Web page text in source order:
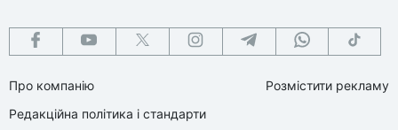
Про компанію
Редакційна політика і стандарти
Розмістити рекламу